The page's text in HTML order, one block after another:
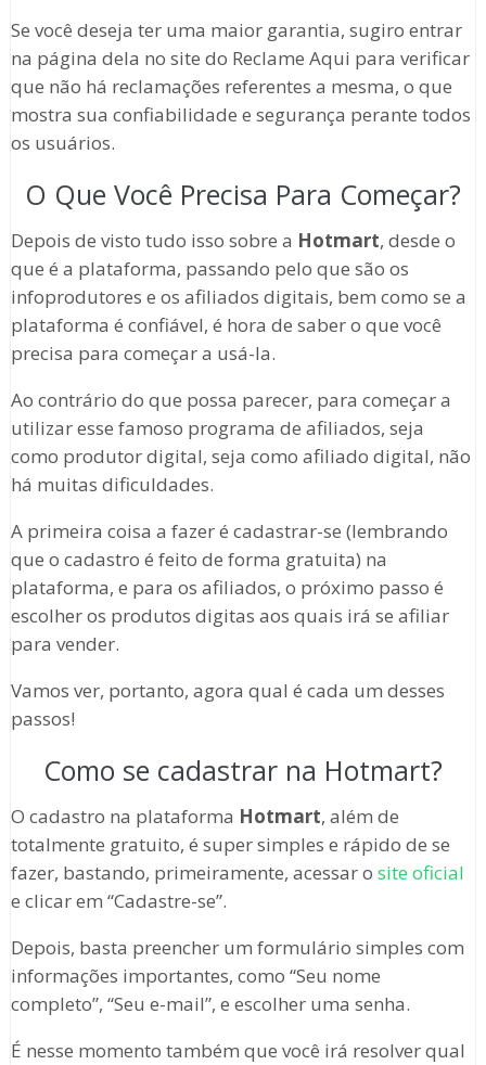
Se você deseja ter uma maior garantia, sugiro entrar
na página dela no site do Reclame Aqui para verificar
que não há reclamações referentes a mesma, o que
mostra sua confiabilidade e segurança perante todos
os usuários.
O Que Você Precisa Para Começar?
Depois de visto tudo isso sobre a Hotmart, desde o
que é a plataforma, passando pelo que são os
infoprodutores e os afiliados digitais, bem como se a
plataforma é confiável, é hora de saber o que você
precisa para começar a usá-la.
Ao contrário do que possa parecer, para começar a
utilizar esse famoso programa de afiliados, seja
como produtor digital, seja como afiliado digital, não
há muitas dificuldades.
A primeira coisa a fazer é cadastrar-se (lembrando
que o cadastro é feito de forma gratuita) na
plataforma, e para os afiliados, o próximo passo é
escolher os produtos digitas aos quais irá se afiliar
para vender.
Vamos ver, portanto, agora qual é cada um desses
passos!
Como se cadastrar na Hotmart?
O cadastro na plataforma Hotmart, além de
totalmente gratuito, é super simples e rápido de se
fazer, bastando, primeiramente, acessar o site oficial
e clicar em “Cadastre-se”.
Depois, basta preencher um formulário simples com
informações importantes, como “Seu nome
completo”, “Seu e-mail”, e escolher uma senha.
É nesse momento também que você irá resolver qual